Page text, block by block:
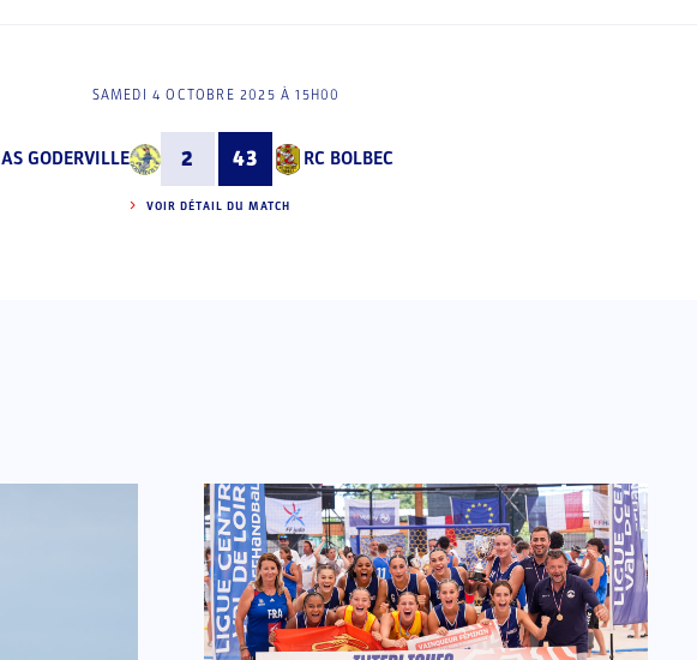
SAMEDI 4 OCTOBRE 2025 À 15H00
AS GODERVILLE 2 43 RC BOLBEC
VOIR DÉTAIL DU MATCH